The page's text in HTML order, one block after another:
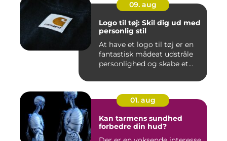
09. aug
Logo til tøj: Skil dig ud med
personlig stil
At have et logo til tøj er en
fantastisk mådeat udstråle
personlighed og skabe et...
01. aug
Kan tarmens sundhed
forbedre din hud?